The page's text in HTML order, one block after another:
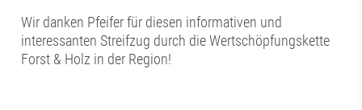
Wir danken Pfeifer für diesen informativen und
interessanten Streifzug durch die Wertschöpfungskette
Forst & Holz in der Region!